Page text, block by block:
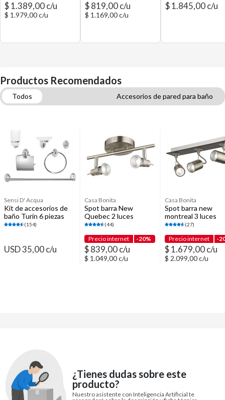
$ 1.389,00 c/u
$ 1.979,00 c/u
$ 819,00 c/u
$ 1.169,00 c/u
$ 1.845,00 c/u
Productos Recomendados
Todos
Accesorios de pared para baño
Plomería
Cortinas de baño Lámparas LED
Sensi D' Acqua
Kit de accesorios de
baño Turín 6 piezas
(154)
USD 35,00 c/u
Casa Bonita
Spot barra New
Quebec 2 luces
(44)
Precio internet -20%
$ 839,00 c/u
$ 1.049,00 c/u
Casa Bonita
Spot barra new
montreal 3 luces
(27)
Precio internet -
$ 1.679,00 c/u
$ 2.099,00 c/u
¿Tienes dudas sobre este
producto?
Nuestro asistente con Inteligencia Artificial te